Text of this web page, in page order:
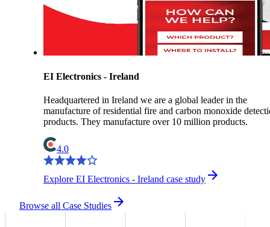
EI Electronics - Ireland
Headquartered in Ireland we are a global leader in the
manufacture of residential fire and carbon monoxide
products. They manufacture over 10 million products.
4.0
Explore EI Electronics - Ireland case study
Browse all Case Studies